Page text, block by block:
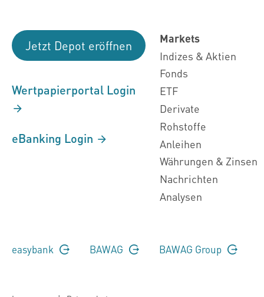
Jetzt Depot eröffnen
Wertpapierportal Login
eBanking Login
Markets
Indizes & Aktien
Fonds
ETF
Derivate
Rohstoffe
Anleihen
Währungen & Zinsen
Nachrichten
Analysen
easybank BAWAG BAWAG Group